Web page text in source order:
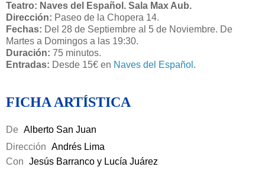
Teatro: Naves del Español. Sala Max Aub.
Dirección: Paseo de la Chopera 14.
Fechas: Del 28 de Septiembre al 5 de Noviembre. De
Martes a Domingos a las 19:30.
Duración: 75 minutos.
Entradas: Desde 15€ en Naves del Español .
FICHA ARTÍSTICA
De Alberto San Juan
Dirección Andrés Lima
Con Jesús Barranco y Lucía Juárez